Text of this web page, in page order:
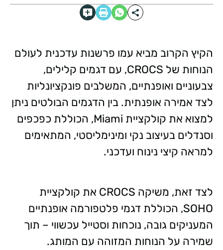
הקיץ הקרוב מביא עמו פרשנות עדכנית לעולם
הנוחות של CROCS, עם דגמים קלילים,
צבעוניים ואופנתיים, המשלבים פונקציונליות
לצד אמירה אופנתית. בין הדגמים הבולטים ניתן
למצוא את קולקציית Miami, הכוללת כפכפים
וסנדלים בעיצוב נקי ומינימליסטי, המתאימים
למראה קיצי נינוח ועדכני.
לצד זאת, משיקה CROCS את קולקציית
SOHO, הכוללת דגמי פלטפורמה אופנתיים
המעניקים גובה, נוכחות וסטייל עכשווי – תוך
שמירה על הנוחות המזוהה עם המותג.